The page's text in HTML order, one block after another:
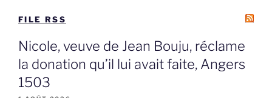
FILE RSS
Nicole, veuve de Jean Bouju, réclame
la donation qu’il lui avait faite, Angers
1503